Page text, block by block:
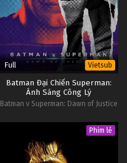
Full Vietsub
Batman Đại Chiến Superman:
Ánh Sáng Công Lý
Batman v Superman: Dawn of Justice
Phim lẻ